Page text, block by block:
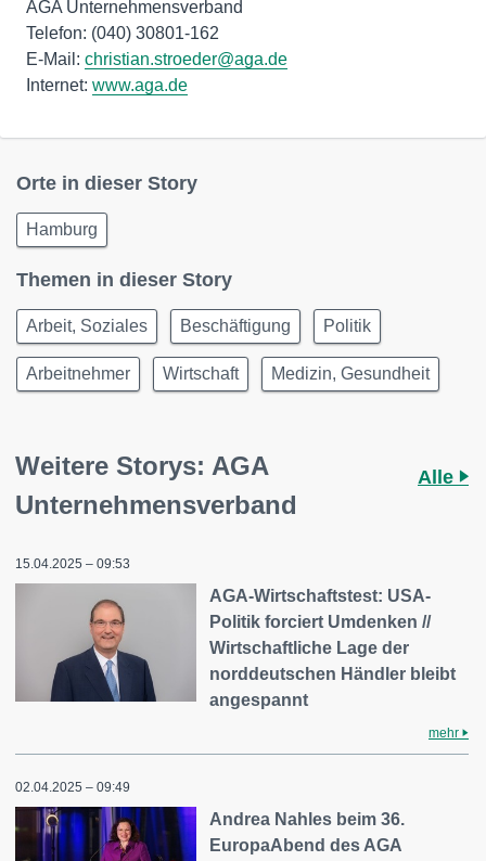
AGA Unternehmensverband
Telefon: (040) 30801-162
E-Mail: christian.stroeder@aga.de
Internet: www.aga.de
Orte in dieser Story
Hamburg
Themen in dieser Story
Arbeit, Soziales Beschäftigung Politik
Arbeitnehmer Wirtschaft Medizin, Gesundheit
Weitere Storys: AGA
Unternehmensverband
Alle
15.04.2025 – 09:53
AGA-Wirtschaftstest: USA-
Politik forciert Umdenken //
Wirtschaftliche Lage der
norddeutschen Händler bleibt
angespannt
mehr
02.04.2025 – 09:49
Andrea Nahles beim 36.
EuropaAbend des AGA